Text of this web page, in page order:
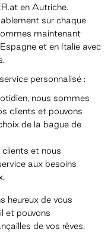
en Autriche.
sur chaque
maintenant
et en Italie avec
personnalisé :
nous sommes
clients et pouvons
de la bague de
et nous
aux besoins
heureux de vous
et pouvons
de vos rêves.